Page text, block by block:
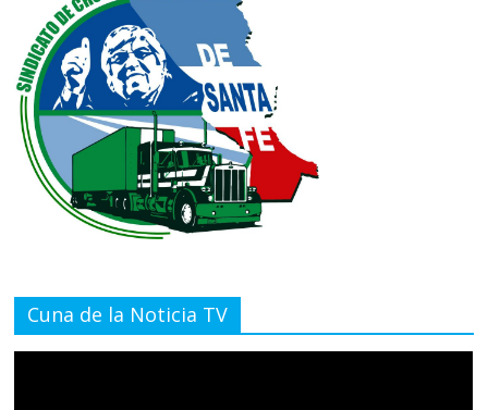
Cuna de la Noticia TV